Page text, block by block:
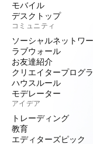
モバイル
デスクトップ
コミュニティ
ソーシャルネットワ
ラブウォール
お友達紹介
クリエイタープログ
ハウスルール
モデレーター
アイデア
トレーディング
教育
エディターズピック